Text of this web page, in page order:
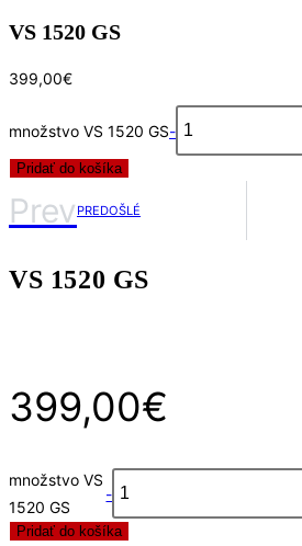
VS 1520 GS
399,00€
množstvo VS 1520 GS-
Pridať do košíka
Prev PREDOŠLÉ
VS 1520 GS
399,00€
množstvo VS
1520 GS
-
Pridať do košíka